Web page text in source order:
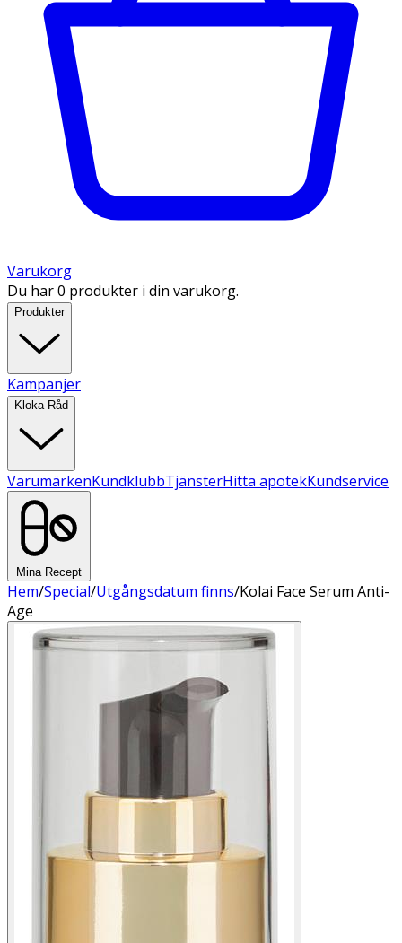
Varukorg
Du har 0 produkter i din varukorg.
Produkter
Kampanjer
Kloka Råd
VarumärkenKundklubbTjänsterHitta apotekKundservice
Mina Recept
Hem/Special/Utgångsdatum finns/Kolai Face Serum Anti-
Age